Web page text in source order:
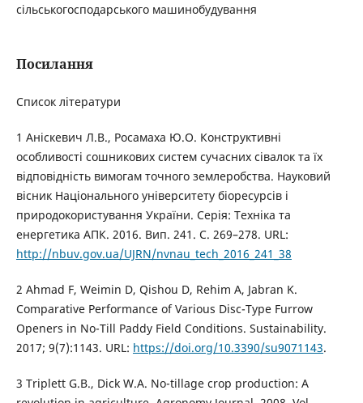
сільськогосподарського машинобудування
Посилання
Список літератури
1 Аніскевич Л.В., Росамаха Ю.О. Конструктивні
особливості сошникових систем сучасних сівалок та їх
відповідність вимогам точного землеробства. Науковий
вісник Національного університету біоресурсів і
природокористування України. Серія: Техніка та
енергетика АПК. 2016. Вип. 241. С. 269–278. URL:
http://nbuv.gov.ua/UJRN/nvnau_tech_2016_241_38
2 Ahmad F, Weimin D, Qishou D, Rehim A, Jabran K.
Comparative Performance of Various Disc-Type Furrow
Openers in No-Till Paddy Field Conditions. Sustainability.
2017; 9(7):1143. URL: https://doi.org/10.3390/su9071143.
3 Triplett G.B., Dick W.A. No-tillage crop production: A